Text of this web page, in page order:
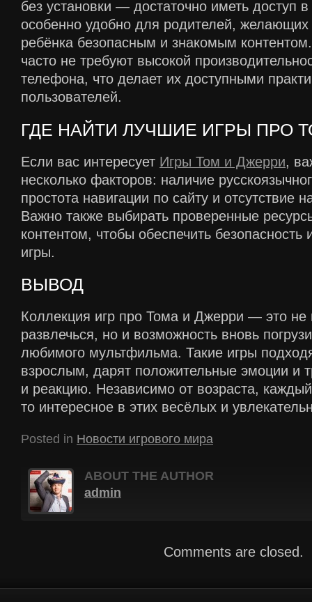
без установки — достаточно иметь доступ в
особенно удобно для родителей, желающих
ребёнка безопасным и знакомым
часто не требуют высокой
телефона, что делает их доступными
пользователей.
ГДЕ НАЙТИ ЛУЧШИЕ ИГРЫ ПРО
Если вас интересует Игры Том и Джерри,
несколько факторов: наличие
простота навигации по сайту и отсутствие
Важно также выбирать проверенные
контентом, чтобы обеспечить
игры.
ВЫВОД
Коллекция игр про Тома и Джерри — это не
развлечься, но и возможность вновь
любимого мультфильма. Такие игры
взрослым, дарят положительные эмоции и
и реакцию. Независимо от возраста,
то интересное в этих весёлых и
Posted in Новости игрового мира
ABOUT THE AUTHOR
admin
Comments are closed.